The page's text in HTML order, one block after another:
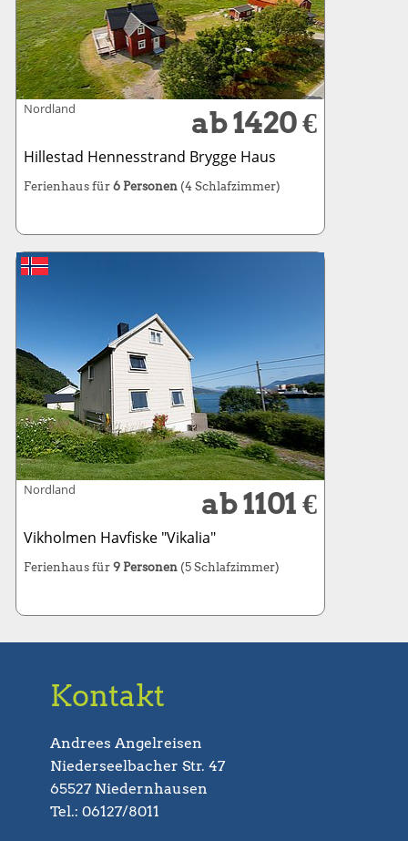
Nordland ab 1420 €
Hillestad Hennesstrand Brygge Haus
Ferienhaus für 6 Personen (4 Schlafzimmer)
Nordland ab 1101 €
Vikholmen Havfiske "Vikalia"
Ferienhaus für 9 Personen(5 Schlafzimmer)
Kontakt
Andrees Angelreisen
Niederseelbacher Str. 47
65527 Niedernhausen
Tel.: 06127/8011